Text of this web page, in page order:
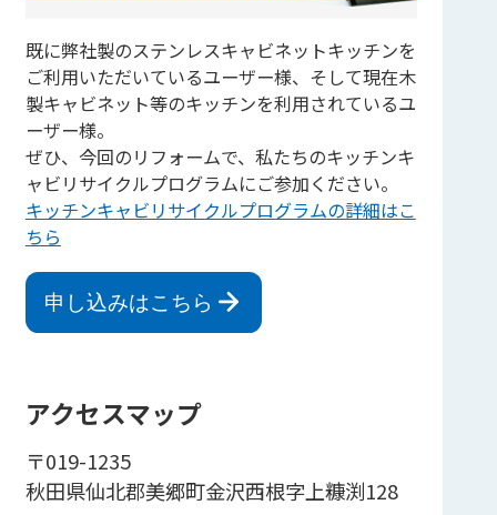
既に弊社製のステンレスキャビネットキッチンを
ご利用いただいているユーザー様、そして現在木
製キャビネット等のキッチンを利用されているユ
ーザー様。
ぜひ、今回のリフォームで、私たちのキッチンキ
ャビリサイクルプログラムにご参加ください。
キッチンキャビリサイクルプログラムの詳細はこ
ちら
申し込みはこちら
アクセスマップ
〒019-1235
秋田県仙北郡美郷町金沢西根字上糠渕128